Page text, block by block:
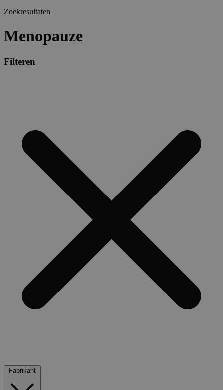
Zoekresultaten
Menopauze
Filteren
Fabrikant